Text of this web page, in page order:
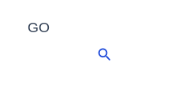
GO
Pesquisar